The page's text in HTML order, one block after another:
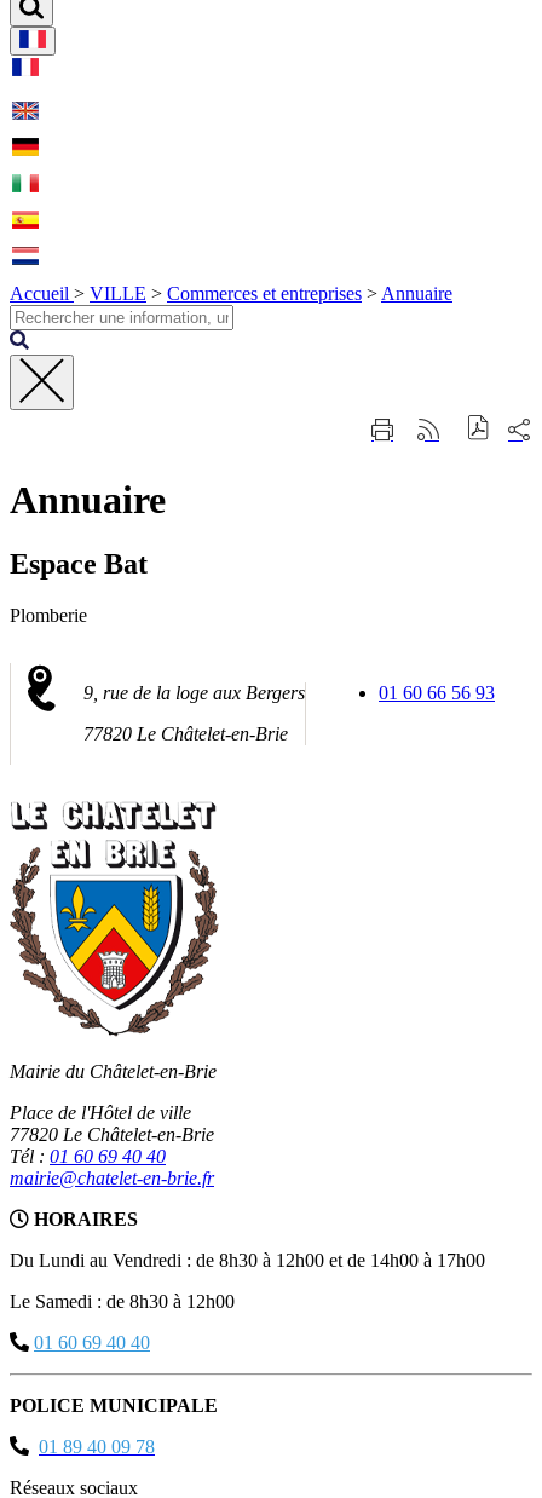
Accueil > VILLE > Commerces et entreprises > Annuaire
Fermer
ImprimerGénérer
sur
Annuaire
Espace Bat
Plomberie
9, rue de la loge aux Bergers
77820 Le Châtelet-en-Brie
01 60 66 56 93
Mairie du Châtelet-en-Brie
Place de l'Hôtel de ville
77820 Le Châtelet-en-Brie
Tél : 01 60 69 40 40
mairie@chatelet-en-brie.fr
HORAIRES
Du Lundi au Vendredi : de 8h30 à 12h00 et de 14h00 à 17h00
Le Samedi : de 8h30 à 12h00
01 60 69 40 40
POLICE MUNICIPALE
01 89 40 09 78
Réseaux sociaux